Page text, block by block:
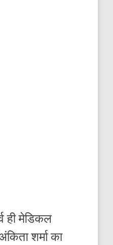
ही मेडिकल
शर्मा का